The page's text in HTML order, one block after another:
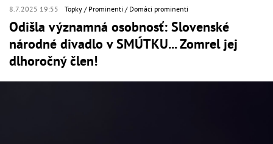
8.7.2025 19:55 Topky Prominenti Domáci prominenti
Odišla významná osobnosť: Slovenské
národné divadlo v SMÚTKU... Zomrel jej
dlhoročný člen!